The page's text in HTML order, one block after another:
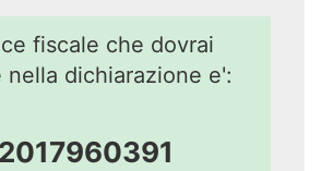
fiscale che dovrai
nella dichiarazione e':